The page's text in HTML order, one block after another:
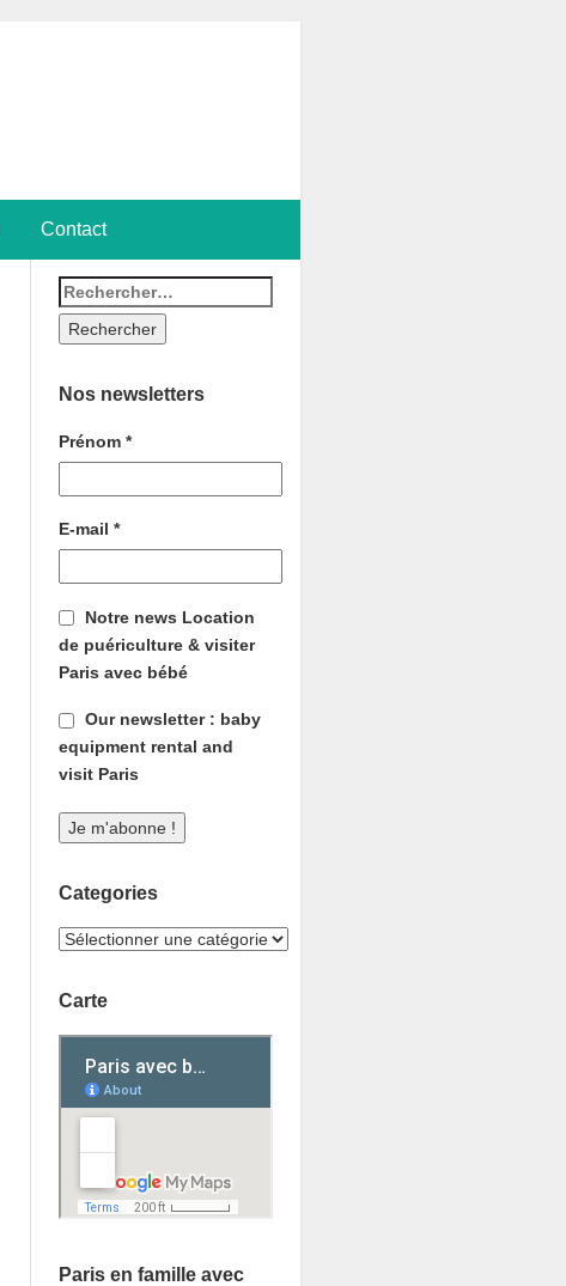
Contact
Nos newsletters
Prénom*
E-mail*
Notre news Location
de puériculture & visiter
Paris avec bébé
Our newsletter : baby
equipment rental and
visit Paris
Categories
Carte
Paris en famille avec